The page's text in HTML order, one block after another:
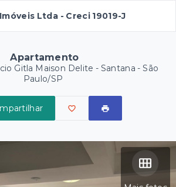
Ltda - Creci 19019-J
Apartamento
Gitla Maison Delite - Santana - São
Paulo/SP